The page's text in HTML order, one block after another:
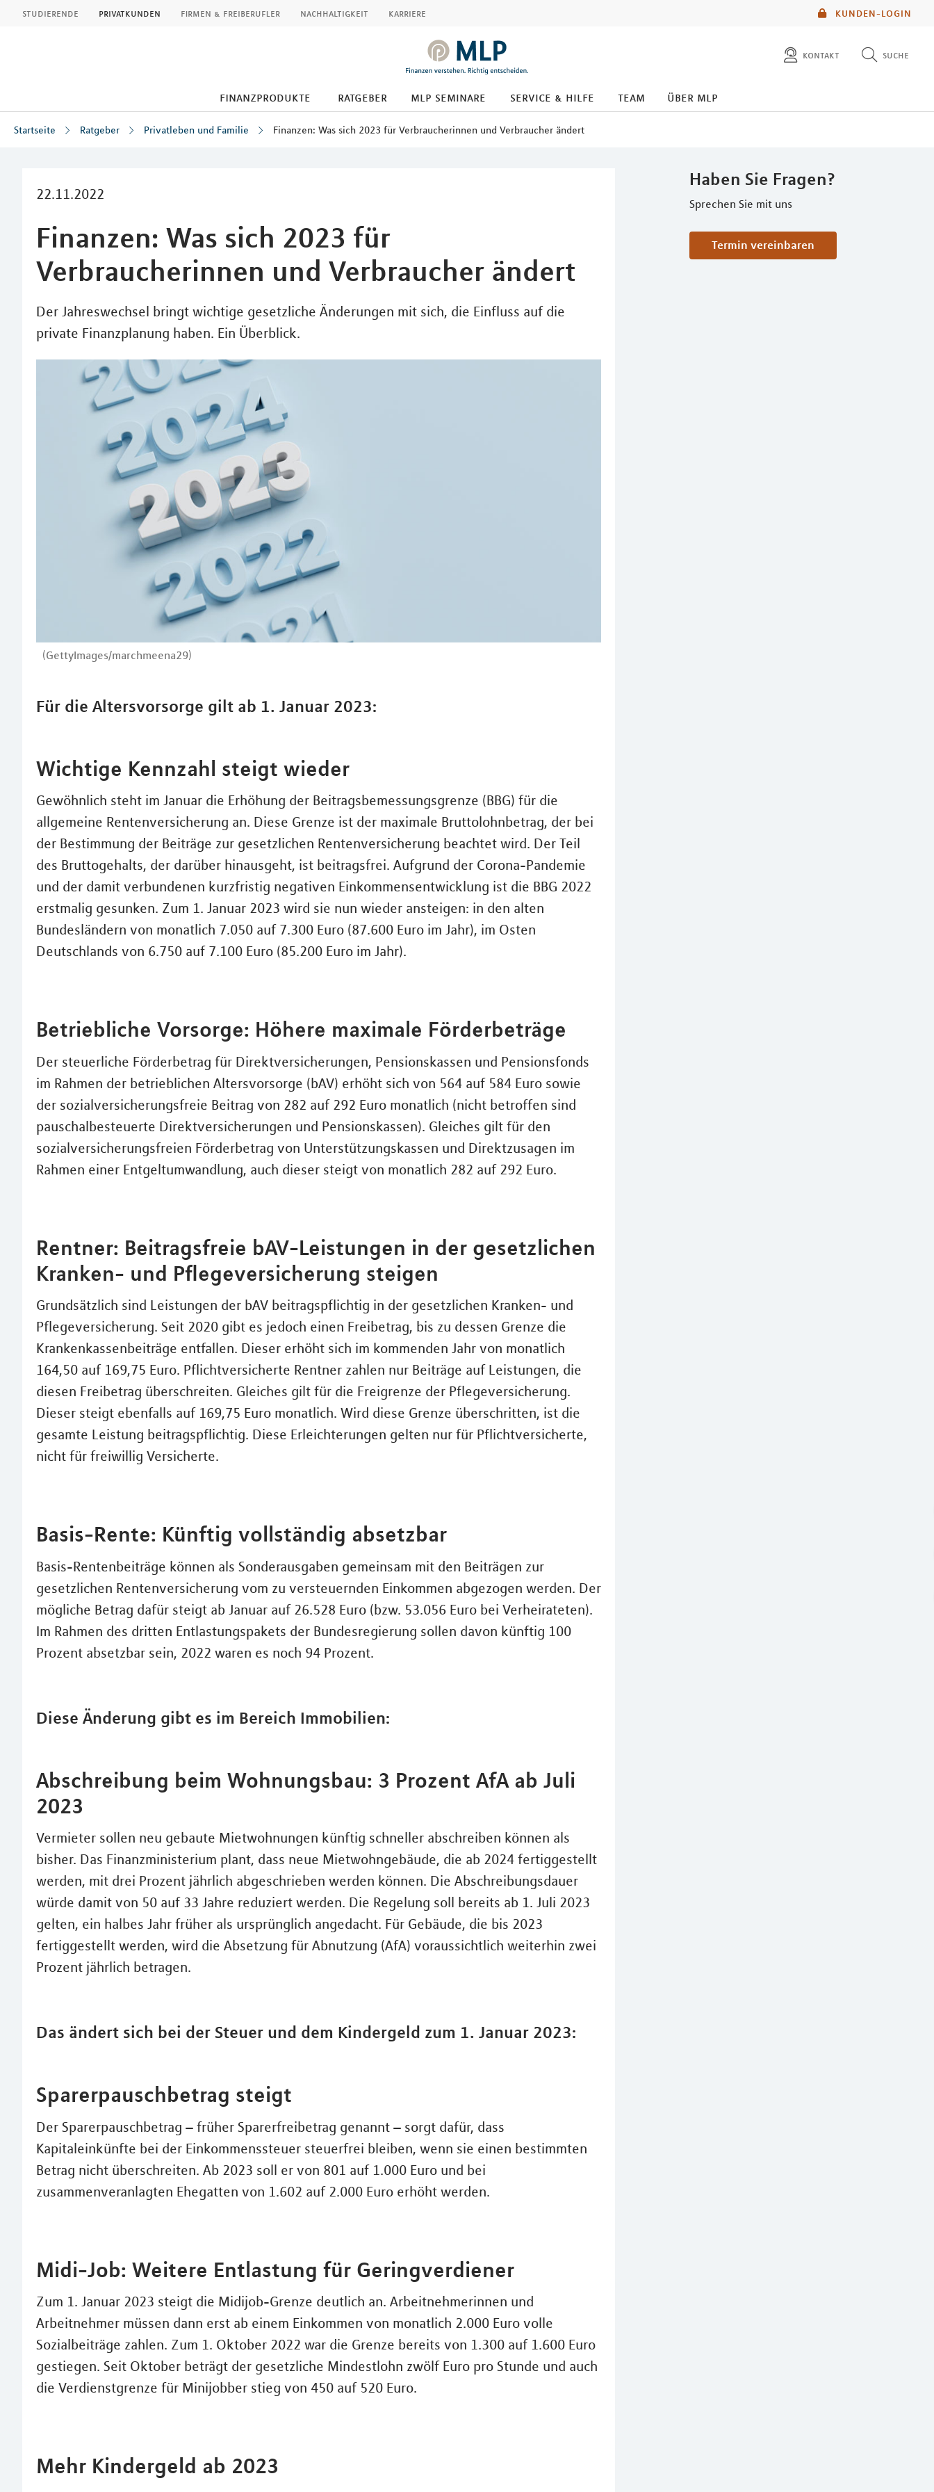
KUNDEN-LOGIN
studierende privatkunden firmen & freiberufler nachhaltigkeit karriere
kontakt suche
finanzprodukte ratgeber mlp seminare service & hilfe team über mlp
Startseite Ratgeber Privatleben und Familie Finanzen: Was sich 2023 für Verbraucherinnen und Verbraucher ändert
22.11.2022
Finanzen: Was sich 2023 für
Verbraucherinnen und Verbraucher ändert
Der Jahreswechsel bringt wichtige gesetzliche Änderungen mit sich, die Einfluss auf die
private Finanzplanung haben. Ein Überblick.
(GettyImages/marchmeena29)
Haben Sie Fragen?
Sprechen Sie mit uns
Termin vereinbaren
Für die Altersvorsorge gilt ab 1. Januar 2023:
Wichtige Kennzahl steigt wieder
Gewöhnlich steht im Januar die Erhöhung der Beitragsbemessungsgrenze (BBG) für die
allgemeine Rentenversicherung an. Diese Grenze ist der maximale Bruttolohnbetrag, der bei
der Bestimmung der Beiträge zur gesetzlichen Rentenversicherung beachtet wird. Der Teil
des Bruttogehalts, der darüber hinausgeht, ist beitragsfrei. Aufgrund der Corona-Pandemie
und der damit verbundenen kurzfristig negativen Einkommensentwicklung ist die BBG 2022
erstmalig gesunken. Zum 1. Januar 2023 wird sie nun wieder ansteigen: in den alten
Bundesländern von monatlich 7.050 auf 7.300 Euro (87.600 Euro im Jahr), im Osten
Deutschlands von 6.750 auf 7.100 Euro (85.200 Euro im Jahr).
Betriebliche Vorsorge: Höhere maximale Förderbeträge
Der steuerliche Förderbetrag für Direktversicherungen, Pensionskassen und Pensionsfonds
im Rahmen der betrieblichen Altersvorsorge (bAV) erhöht sich von 564 auf 584 Euro sowie
der sozialversicherungsfreie Beitrag von 282 auf 292 Euro monatlich (nicht betroffen sind
pauschalbesteuerte Direktversicherungen und Pensionskassen). Gleiches gilt für den
sozialversicherungsfreien Förderbetrag von Unterstützungskassen und Direktzusagen im
Rahmen einer Entgeltumwandlung, auch dieser steigt von monatlich 282 auf 292 Euro.
Rentner: Beitragsfreie bAV-Leistungen in der gesetzlichen
Kranken- und Pflegeversicherung steigen
Grundsätzlich sind Leistungen der bAV beitragspflichtig in der gesetzlichen Kranken- und
Pflegeversicherung. Seit 2020 gibt es jedoch einen Freibetrag, bis zu dessen Grenze die
Krankenkassenbeiträge entfallen. Dieser erhöht sich im kommenden Jahr von monatlich
164,50 auf 169,75 Euro. Pflichtversicherte Rentner zahlen nur Beiträge auf Leistungen, die
diesen Freibetrag überschreiten. Gleiches gilt für die Freigrenze der Pflegeversicherung.
Dieser steigt ebenfalls auf 169,75 Euro monatlich. Wird diese Grenze überschritten, ist die
gesamte Leistung beitragspflichtig. Diese Erleichterungen gelten nur für Pflichtversicherte,
nicht für freiwillig Versicherte.
Basis-Rente: Künftig vollständig absetzbar
Basis-Rentenbeiträge können als Sonderausgaben gemeinsam mit den Beiträgen zur
gesetzlichen Rentenversicherung vom zu versteuernden Einkommen abgezogen werden. Der
mögliche Betrag dafür steigt ab Januar auf 26.528 Euro (bzw. 53.056 Euro bei Verheirateten).
Im Rahmen des dritten Entlastungspakets der Bundesregierung sollen davon künftig 100
Prozent absetzbar sein, 2022 waren es noch 94 Prozent.
Diese Änderung gibt es im Bereich Immobilien:
Abschreibung beim Wohnungsbau: 3 Prozent AfA ab Juli
2023
Vermieter sollen neu gebaute Mietwohnungen künftig schneller abschreiben können als
bisher. Das Finanzministerium plant, dass neue Mietwohngebäude, die ab 2024 fertiggestellt
werden, mit drei Prozent jährlich abgeschrieben werden können. Die Abschreibungsdauer
würde damit von 50 auf 33 Jahre reduziert werden. Die Regelung soll bereits ab 1. Juli 2023
gelten, ein halbes Jahr früher als ursprünglich angedacht. Für Gebäude, die bis 2023
fertiggestellt werden, wird die Absetzung für Abnutzung (AfA) voraussichtlich weiterhin zwei
Prozent jährlich betragen.
Das ändert sich bei der Steuer und dem Kindergeld zum 1. Januar 2023:
Sparerpauschbetrag steigt
Der Sparerpauschbetrag – früher Sparerfreibetrag genannt – sorgt dafür, dass
Kapitaleinkünfte bei der Einkommenssteuer steuerfrei bleiben, wenn sie einen bestimmten
Betrag nicht überschreiten. Ab 2023 soll er von 801 auf 1.000 Euro und bei
zusammenveranlagten Ehegatten von 1.602 auf 2.000 Euro erhöht werden.
Midi-Job: Weitere Entlastung für Geringverdiener
Zum 1. Januar 2023 steigt die Midijob-Grenze deutlich an. Arbeitnehmerinnen und
Arbeitnehmer müssen dann erst ab einem Einkommen von monatlich 2.000 Euro volle
Sozialbeiträge zahlen. Zum 1. Oktober 2022 war die Grenze bereits von 1.300 auf 1.600 Euro
gestiegen. Seit Oktober beträgt der gesetzliche Mindestlohn zwölf Euro pro Stunde und auch
die Verdienstgrenze für Minijobber stieg von 450 auf 520 Euro.
Mehr Kindergeld ab 2023